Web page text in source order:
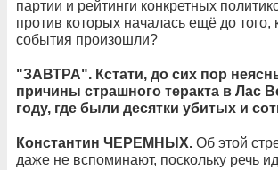
партии и рейтинги конкретных
против которых началась ещё до того,
события произошли?
"ЗАВТРА". Кстати, до сих пор
причины страшного теракта в Лас
году, где были десятки убитых и
Константин ЧЕРЕМНЫХ. Об этой
даже не вспоминают, поскольку речь